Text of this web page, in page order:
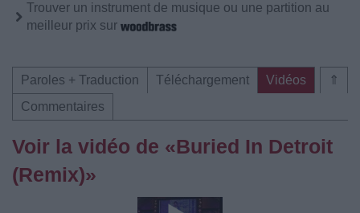
Trouver un instrument de musique ou une partition au
meilleur prix sur
⇑
Paroles + Traduction Téléchargement
Vidéos
Commentaires
Voir la vidéo de «Buried In Detroit
(Remix)»